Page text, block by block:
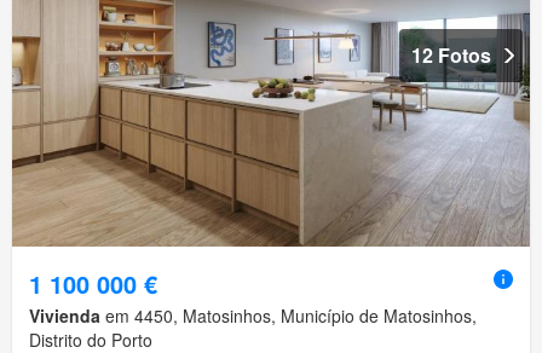
12 Fotos
1 100 000 €
Vivienda em 4450, Matosinhos, Município de Matosinhos,
Distrito do Porto